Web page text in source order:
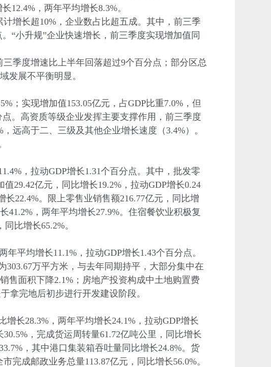
12.4%，两年平均增长8.3%。
增长超10%，企业数占比超五成。其中，前三季
“小升规”企业快速增长，前三季度实现增加值同
季度增速比上半年回落超过9个百分点；部分区总
发展不平衡明显。
实现增加值153.05亿元，占GDP比重7.0%，但
。高资质等级企业发挥主要支撑作用，前三季度
远高于二、三级及其他企业增长速度（3.4%）。
，拉动GDP增长1.31个百分点。其中，批发零
29.42亿元，同比增长19.2%，拉动GDP增长0.24
22.4%。限上零售业销售额216.77亿元，同比增
41.2%，两年平均增长27.9%。住宿餐饮业积极复
比增长65.2%。
平均增长11.1%，拉动GDP增长1.43个百分点。
303.67万平方米，与去年同期持平，大部分集中在
售面积下降2.1%；房地产投资构成中土地购置费
拿完地后初步进行开发建设阶段。
长28.3%，两年平均增长24.1%，拉动GDP增长
，完成货运周转量61.72亿吨公里，同比增长
，其中港口集装箱吞吐量同比增长24.8%。货
完成邮政业务总量113.87亿元，同比增长56.0%。